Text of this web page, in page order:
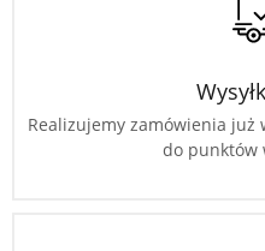
Realizujemy zamówienia już
do punktów